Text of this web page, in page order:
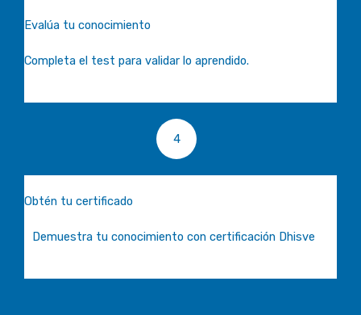
Evalúa tu conocimiento
Completa el test para validar lo aprendido.
4
Obtén tu certificado
Demuestra tu conocimiento con certificación Dhisve